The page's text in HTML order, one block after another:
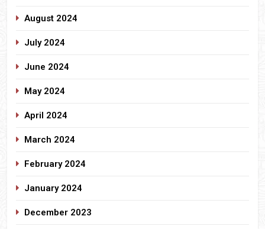
August 2024
July 2024
June 2024
May 2024
April 2024
March 2024
February 2024
January 2024
December 2023